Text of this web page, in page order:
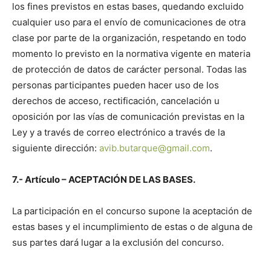
los fines previstos en estas bases, quedando excluido
cualquier uso para el envío de comunicaciones de otra
clase por parte de la organización, respetando en todo
momento lo previsto en la normativa vigente en materia
de protección de datos de carácter personal. Todas las
personas participantes pueden hacer uso de los
derechos de acceso, rectificación, cancelación u
oposición por las vías de comunicación previstas en la
Ley y a través de correo electrónico a través de la
siguiente dirección: avib.butarque@gmail.com.
7.- Artículo – ACEPTACIÓN DE LAS BASES.
La participación en el concurso supone la aceptación de
estas bases y el incumplimiento de estas o de alguna de
sus partes dará lugar a la exclusión del concurso.